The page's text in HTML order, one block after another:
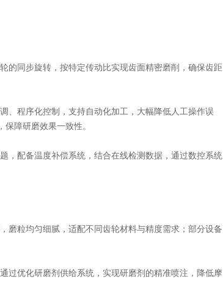
同步旋转，按特定传动比实现齿面精密磨削，确保齿距
程序化控制，支持自动化加工，大幅降低人工操作误
障研磨效果一致性。
配备温度补偿系统，结合在线检测数据，通过数控系统
粒均匀细腻，适配不同齿轮材料与精度需求；部分设备
优化研磨剂供给系统，实现研磨剂的精准喷注，降低摩